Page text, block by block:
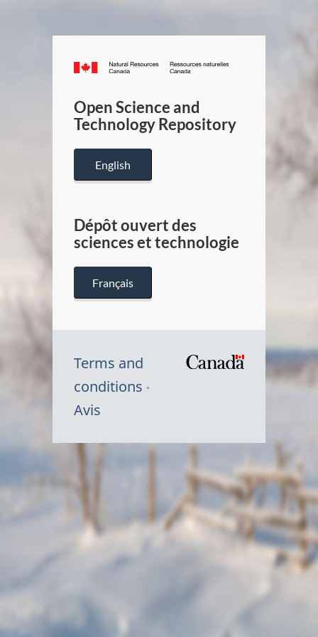
Canada.ca
/
Canada
Open Science and
Technology Repository
English
Dépôt ouvert des
sciences et technologie
Français
Terms and
conditions
Avis
Symbole
Canada